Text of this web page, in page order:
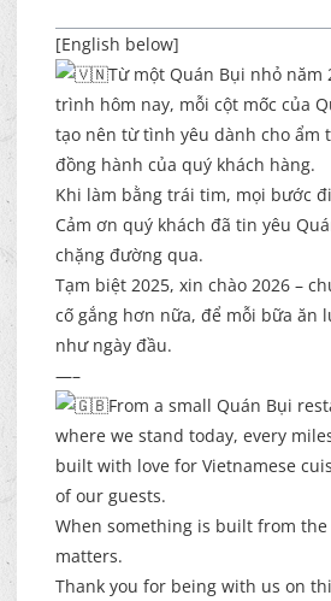
[English below]
Từ một Quán Bụi nhỏ năm
trình hôm nay, mỗi cột mốc của
tạo nên từ tình yêu dành cho ẩm
đồng hành của quý khách hàng.
Khi làm bằng trái tim, mọi bước
Cảm ơn quý khách đã tin yêu
chặng đường qua.
Tạm biệt 2025, xin chào 2026 –
cố gắng hơn nữa, để mỗi bữa ăn
như ngày đầu.
—–
From a small Quán Bụi
where we stand today, every
built with love for Vietnamese
of our guests.
When something is built from
matters.
Thank you for being with us on